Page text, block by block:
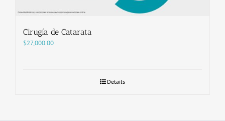
Cirugía de Catarata
$27,000.00
Details